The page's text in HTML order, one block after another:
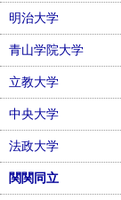
明治大学
青山学院大学
立教大学
中央大学
法政大学
関関同立